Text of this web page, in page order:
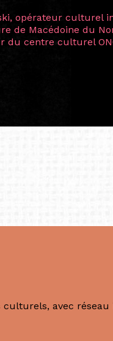
les plus marquantes
Ruthe Zuntz — une
ma trajectoire et
près d’une
cette année
à continuer de
/Germany)